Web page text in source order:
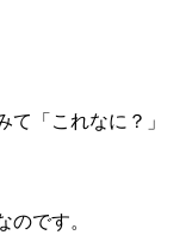
「これなに？」
のです。